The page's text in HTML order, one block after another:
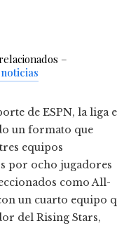
–
de ESPN, la liga
un formato que
equipos
por ocho jugadores
como All-
un cuarto equipo
del Rising Stars,